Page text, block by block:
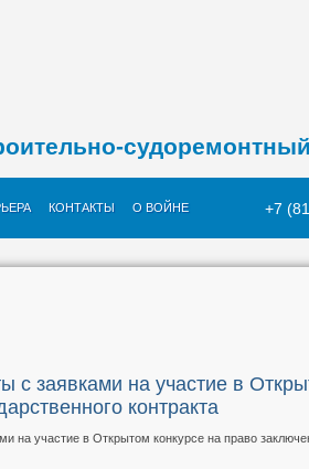
КОНТАКТЫ О ВОЙНЕ +7
с заявками на участие в
контракта
на участие в Открытом конкурсе на право